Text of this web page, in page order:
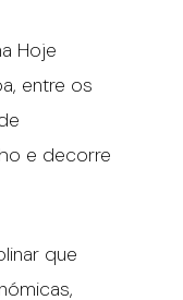
Hoje
entre os
e decorre
que